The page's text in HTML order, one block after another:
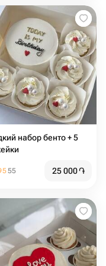
набор бенто + 5
55 25 000֏